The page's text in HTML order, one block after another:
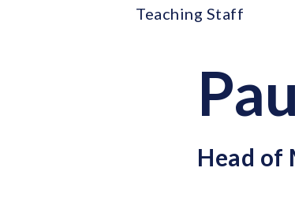
Teaching Staff
Head of